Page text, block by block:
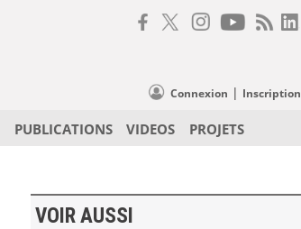
Connexion | Inscription
PUBLICATIONS VIDEOS PROJETS
VOIR AUSSI